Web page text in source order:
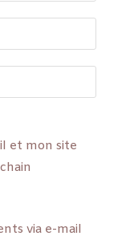
et mon site
via e-mail